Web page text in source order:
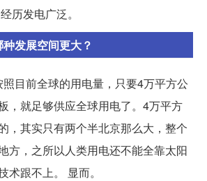
历发电广泛。
发展空间更大？
目前全球的用电量，只要4万平方公
，就足够供应全球用电了。4万平方
，其实只有两个半北京那么大，整个
方，之所以人类用电还不能全靠太阳
术跟不上。 显而。